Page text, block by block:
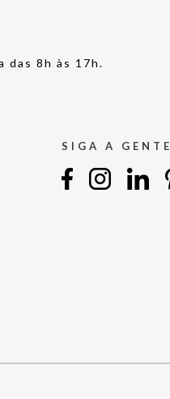
das 8h às 17h.
SIGA A GENTE